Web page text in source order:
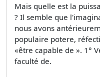
Mais quelle est la
? Il semble que
nous avons
populaire potere,
«être capable de ». 1°
faculté de.